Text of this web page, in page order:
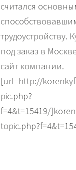
считался
трудоустройству.
под заказ в
сайт компании.
[url=http://
pic.php?
f=4&t=15419/